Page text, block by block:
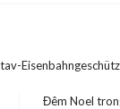
Đêm Noel